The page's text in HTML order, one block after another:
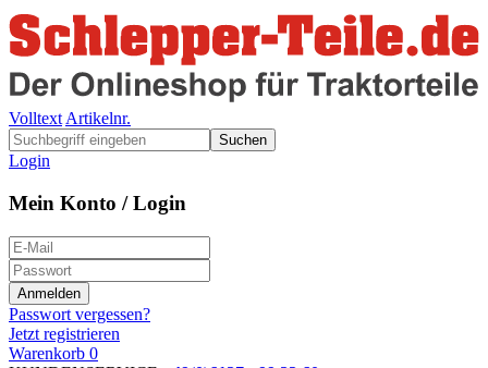
Volltext Artikelnr.
Suchen
Login
Mein Konto / Login
Passwort vergessen?
Jetzt registrieren
Warenkorb 0